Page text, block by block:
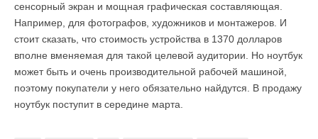
сенсорный экран и мощная графическая составляющая.
Например, для фотографов, художников и монтажеров. И
стоит сказать, что стоимость устройства в 1370 долларов
вполне вменяемая для такой целевой аудитории. Но ноутбук
может быть и очень производительной рабочей машиной,
поэтому покупатели у него обязательно найдутся. В продажу
ноутбук поступит в середине марта.